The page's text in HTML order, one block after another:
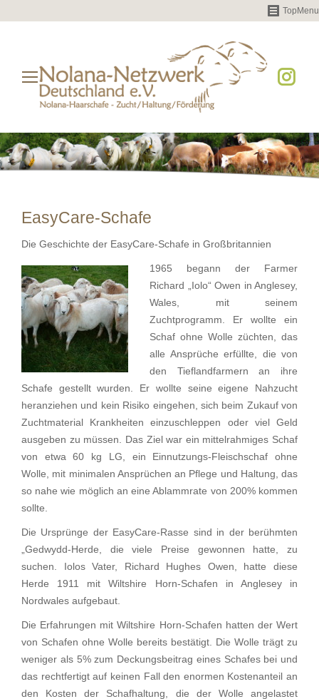
TopMenu
opens
in
new
EasyCare-Schafe
Die Geschichte der EasyCare-Schafe in Großbritannien
1965 begann der Farmer
Richard „Iolo“ Owen in Anglesey,
Wales, mit seinem
Zuchtprogramm. Er wollte ein
Schaf ohne Wolle züchten, das
alle Ansprüche erfüllte, die von
den Tieflandfarmern an ihre
Schafe gestellt wurden. Er wollte seine eigene Nahzucht
heranziehen und kein Risiko eingehen, sich beim Zukauf von
Zuchtmaterial Krankheiten einzuschleppen oder viel Geld
ausgeben zu müssen. Das Ziel war ein mittelrahmiges Schaf
von etwa 60 kg LG, ein Einnutzungs-Fleischschaf ohne
Wolle, mit minimalen Ansprüchen an Pflege und Haltung, das
so nahe wie möglich an eine Ablammrate von 200% kommen
sollte.
Die Ursprünge der EasyCare-Rasse sind in der berühmten
„Gedwydd-Herde, die viele Preise gewonnen hatte, zu
suchen. Iolos Vater, Richard Hughes Owen, hatte diese
Herde 1911 mit Wiltshire Horn-Schafen in Anglesey in
Nordwales aufgebaut.
Die Erfahrungen mit Wiltshire Horn-Schafen hatten der Wert
von Schafen ohne Wolle bereits bestätigt. Die Wolle trägt zu
weniger als 5% zum Deckungsbeitrag eines Schafes bei und
das rechtfertigt auf keinen Fall den enormen Kostenanteil an
den Kosten der Schafhaltung, die der Wolle angelastet